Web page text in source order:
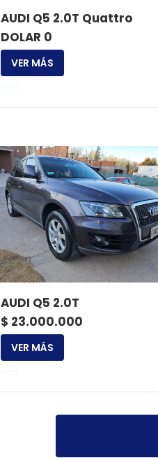
AUDI Q5 2.0T Quattro
DOLAR 0
VER MÁS
AUDI Q5 2.0T
$ 23.000.000
VER MÁS